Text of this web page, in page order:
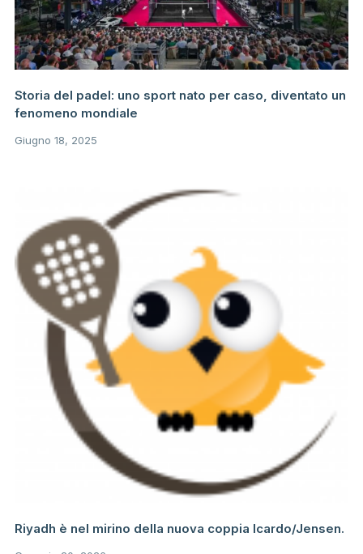
Storia del padel: uno sport nato per caso, diventato un
fenomeno mondiale
Giugno 18, 2025
Riyadh è nel mirino della nuova coppia Icardo/Jensen.